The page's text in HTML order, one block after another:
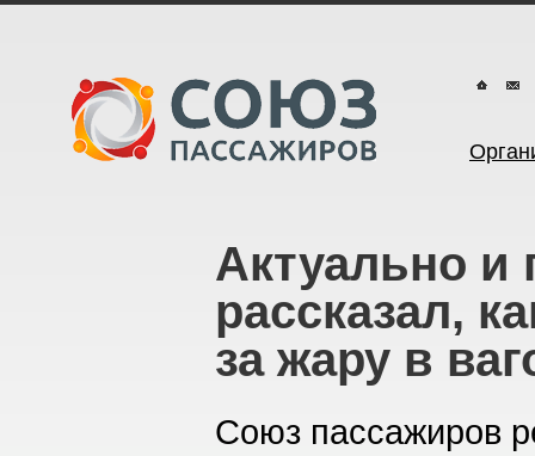
Актуально и
рассказал,
за жару в
Союз пассажиров